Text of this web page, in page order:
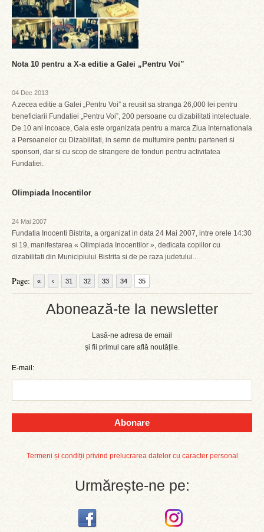
Abonează-te la newsletter
Lasă-ne adresa de email
și fii primul care află noutățile.
E-mail:
Abonare
Termeni și condiții privind prelucrarea datelor cu caracter personal
Urmărește-ne pe:
Nota 10 pentru a X-a editie a Galei „Pentru Voi”
04 Dec 2013
A zecea editie a Galei „Pentru Voi” a reusit sa stranga 26,000 lei pentru
beneficiarii Fundatiei „Pentru Voi”, 200 persoane cu dizabilitati intelectuale.
De 10 ani incoace, Gala este organizata pentru a marca Ziua Internationala
a Persoanelor cu Dizabilitati, in semn de multumire pentru parteneri si
sponsori, dar si cu scop de strangere de fonduri pentru activitatea
Fundatiei.
Olimpiada Inocentilor
24 Mai 2007
Fundatia Inocenti Bistrita, a organizat in data 24 Mai 2007, intre orele 14:30
si 19, manifestarea « Olimpiada Inocentilor », dedicata copiilor cu
dizabilitati din Municipiului Bistrita si de pe raza judetului...
Page: « ‹ 31 32 33 34 35